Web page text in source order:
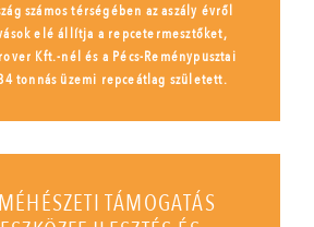
számos térségében az aszály évről
elé állítja a repcetermesztőket,
Kft.-nél és a Pécs-Reménypusztai
tonnás üzemi repceátlag született.
TÁMOGATÁS